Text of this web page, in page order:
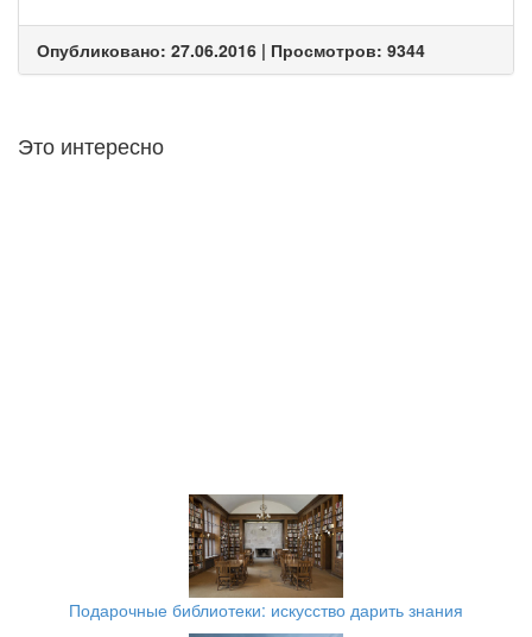
Опубликовано: 27.06.2016 | Просмотров: 9344
Это интересно
Подарочные библиотеки: искусство дарить знания